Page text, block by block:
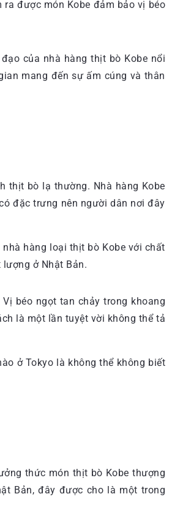
được món Kobe đảm bảo vị béo
của nhà hàng thịt bò Kobe nổi
mang đến sự ấm cúng và thân
thịt bò lạ thường. Nhà hàng Kobe
đặc trưng nên người dân nơi đây
hàng loại thịt bò Kobe với chất
ở Nhật Bản.
béo ngọt tan chảy trong khoang
là một lần tuyệt vời không thể tả
ở Tokyo là không thể không biết
thức món thịt bò Kobe thượng
Bản, đây được cho là một trong